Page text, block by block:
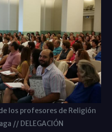
los profesores de Religión
// DELEGACIÓN